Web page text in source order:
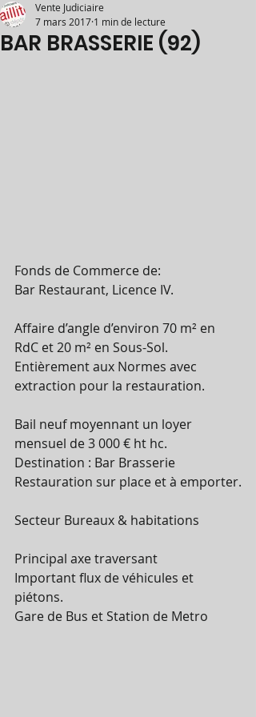
BAR BRASSERIE (92)
Vente Judiciaire
7 mars 2017 1 min de lecture
Fonds de Commerce de:
Bar Restaurant, Licence IV.
Affaire d’angle d’environ 70 m² en
RdC et 20 m² en Sous-Sol.
Entièrement aux Normes avec
extraction pour la restauration.
Bail neuf moyennant un loyer
mensuel de 3 000 € ht hc.
Destination : Bar Brasserie
Restauration sur place et à emporter.
Secteur Bureaux & habitations
Principal axe traversant
Important flux de véhicules et
piétons.
Gare de Bus et Station de Metro